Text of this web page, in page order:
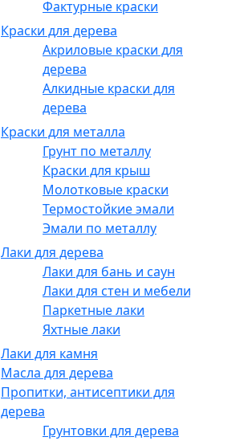
Фактурные краски
Краски для дерева
Акриловые краски для
дерева
Алкидные краски для
дерева
Краски для металла
Грунт по металлу
Краски для крыш
Молотковые краски
Термостойкие эмали
Эмали по металлу
Лаки для дерева
Лаки для бань и саун
Лаки для стен и мебели
Паркетные лаки
Яхтные лаки
Лаки для камня
Масла для дерева
Пропитки, антисептики для
дерева
Грунтовки для дерева